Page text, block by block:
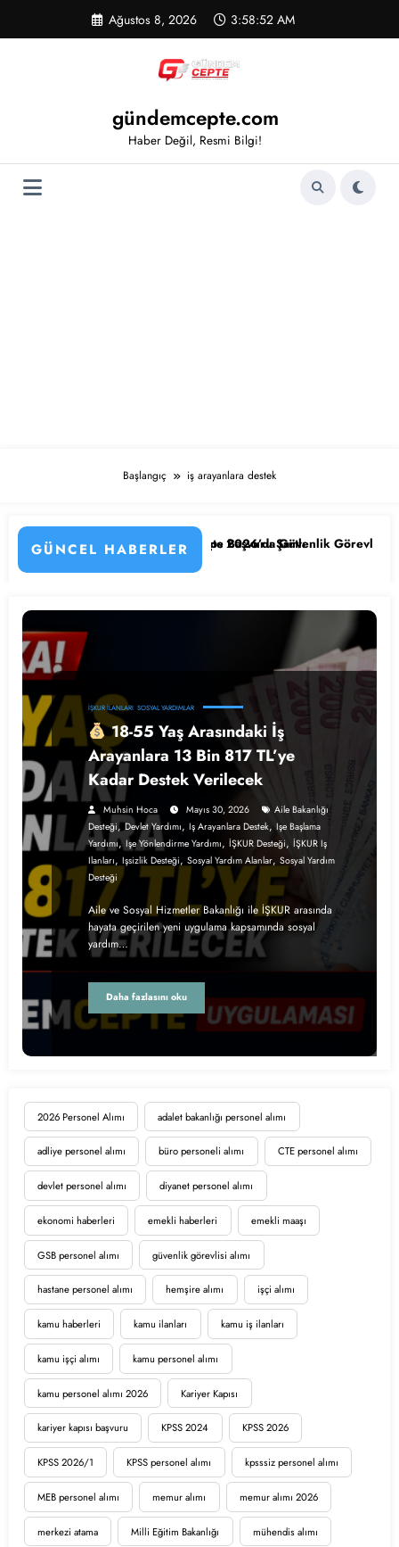
Ağustos 8, 2026 3:58:52 AM
gündemcepte.com
Haber Değil, Resmi Bilgi!
Başlangıç iş arayanlara destek
GÜNCEL HABERLER
Hizmetli Alımı Başladı! İşte Başvuru Şartları
Ağustos 2026’da Güvenlik Görevlisi Alımları
2026 Personel Alımı adalet bakanlığı personel alımı
adliye personel alımı büro personeli alımı CTE personel alımı
devlet personel alımı diyanet personel alımı
ekonomi haberleri emekli haberleri emekli maaşı
GSB personel alımı güvenlik görevlisi alımı
hastane personel alımı hemşire alımı işçi alımı
kamu haberleri kamu ilanları kamu iş ilanları
kamu işçi alımı kamu personel alımı
kamu personel alımı 2026 Kariyer Kapısı
kariyer kapısı başvuru KPSS 2024 KPSS 2026
KPSS 2026/1 KPSS personel alımı kpsssiz personel alımı
MEB personel alımı memur alımı memur alımı 2026
merkezi atama Milli Eğitim Bakanlığı mühendis alımı
İŞKUR İLANLARI SOSYAL YARDIMLAR
18-55 Yaş Arasındaki İş
Arayanlara 13 Bin 817 TL’ye
Kadar Destek Verilecek
Muhsin Hoca Mayıs 30, 2026
Aile Bakanlığı
Desteği,Devlet Yardımı, Iş Arayanlara Destek,Işe Başlama
Yardımı, Işe Yönlendirme Yardımı, İŞKUR Desteği, İŞKUR Iş
Ilanları, Işsizlik Desteği, Sosyal Yardım Alanlar, Sosyal Yardım
Desteği
Aile ve Sosyal Hizmetler Bakanlığı ile İŞKUR arasında
hayata geçirilen yeni uygulama kapsamında sosyal
yardım…
Daha fazlasını oku